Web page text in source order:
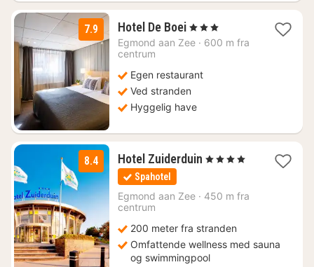
7.9 Hotel De Boei1
nat
kr.
, 3 Stjerner
Egmond aan Zee · 600 m fra
centrum
Egen restaurant
Ved stranden
Hyggelig have
8.4 Hotel Zuiderduin 1
666
, 4 Stjerner
Spahotel
Egmond aan Zee · 450 m fra
centrum
200 meter fra stranden
Omfattende wellness med sauna
og swimmingpool